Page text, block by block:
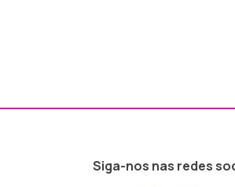
Siga-nos nas redes